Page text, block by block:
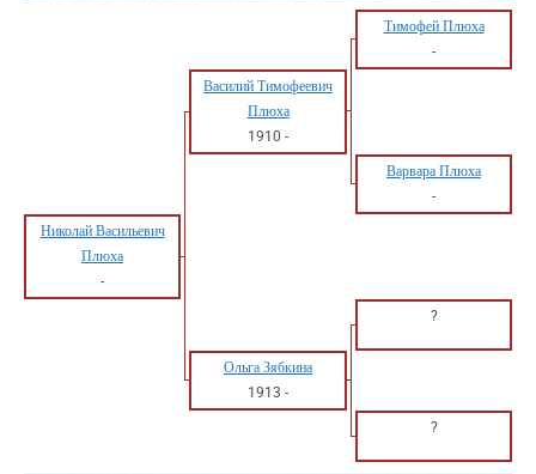
Тимофей Плюха
-
Василий Тимофеевич
Плюха
1910 -
Варвара Плюха
-
Николай Васильевич
Плюха
-
?
Ольга Зябкина
1913 -
?